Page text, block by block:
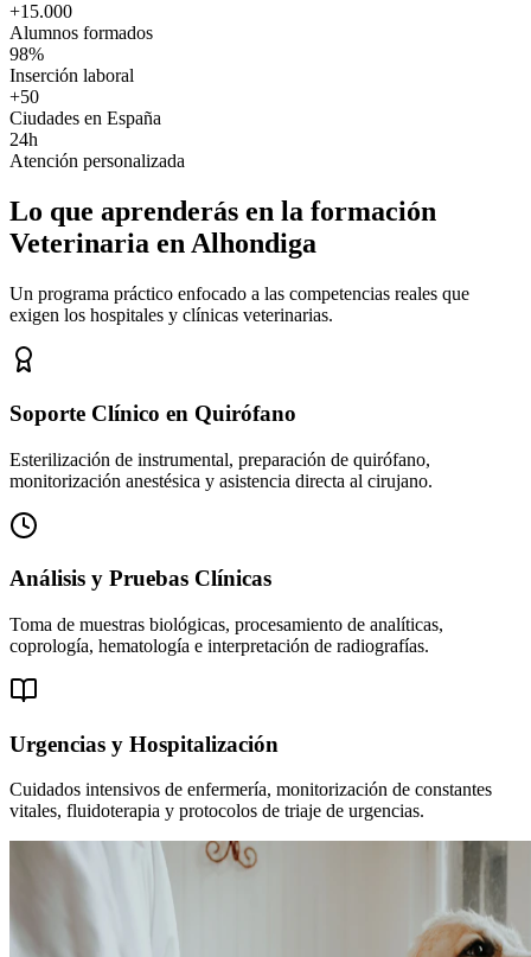
+15.000
Alumnos formados
98%
Inserción laboral
+50
Ciudades en España
24h
Atención personalizada
Lo que aprenderás en la formación
Veterinaria en Alhondiga
Un programa práctico enfocado a las competencias reales que
exigen los hospitales y clínicas veterinarias.
Soporte Clínico en Quirófano
Esterilización de instrumental, preparación de quirófano,
monitorización anestésica y asistencia directa al cirujano.
Análisis y Pruebas Clínicas
Toma de muestras biológicas, procesamiento de analíticas,
coprología, hematología e interpretación de radiografías.
Urgencias y Hospitalización
Cuidados intensivos de enfermería, monitorización de constantes
vitales, fluidoterapia y protocolos de triaje de urgencias.